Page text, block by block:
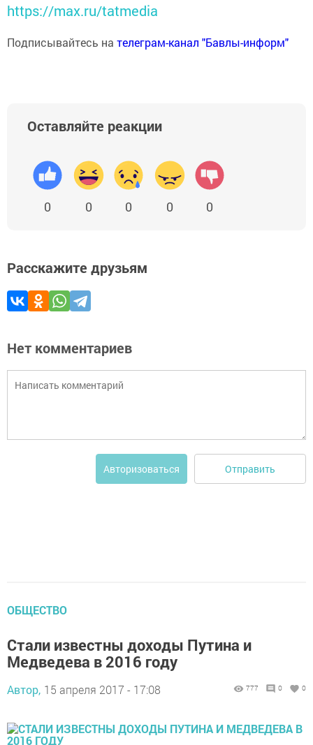
https://max.ru/tatmedia
Подписывайтесь на телеграм-канал "Бавлы-информ"
Оставляйте реакции
0 0 0 0 0
Расскажите друзьям
Нет комментариев
Авторизоваться Отправить
ОБЩЕСТВО
Стали известны доходы Путина и
Медведева в 2016 году
Автор, 15 апреля 2017 - 17:08 777 0 0